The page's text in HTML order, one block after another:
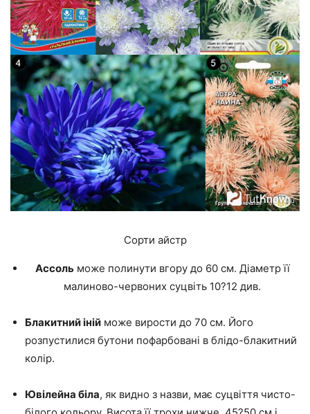
Сорти айстр
Ассольможе полинути вгору до 60 см. Діаметр її
малиново-червоних суцвіть 10?12 див.
Блакитний іній може вирости до 70 см. Його
розпустилися бутони пофарбовані в блідо-блакитний
колір.
Ювілейна біла, як видно з назви, має суцвіття чисто-